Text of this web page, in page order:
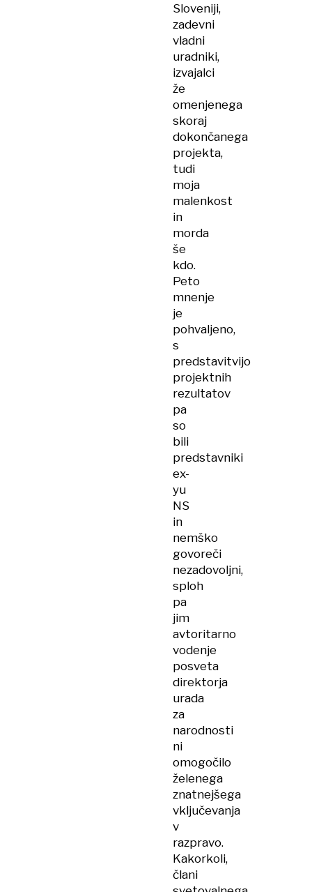
Sloveniji,
zadevni
vladni
uradniki,
izvajalci
že
omenjenega
skoraj
dokončanega
projekta,
tudi
moja
malenkost
in
morda
še
kdo.
Peto
mnenje
je
pohvaljeno,
s
predstavitvijo
projektnih
rezultatov
pa
so
bili
predstavniki
ex-
yu
NS
in
nemško
govoreči
nezadovoljni,
sploh
pa
jim
avtoritarno
vodenje
posveta
direktorja
urada
za
narodnosti
ni
omogočilo
želenega
znatnejšega
vključevanja
v
razpravo.
Kakorkoli,
člani